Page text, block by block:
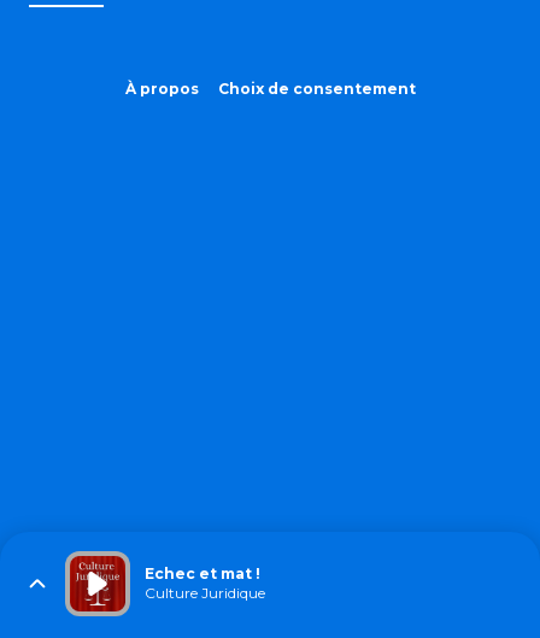
À propos Choix de consentement
Echec et mat !
Culture Juridique